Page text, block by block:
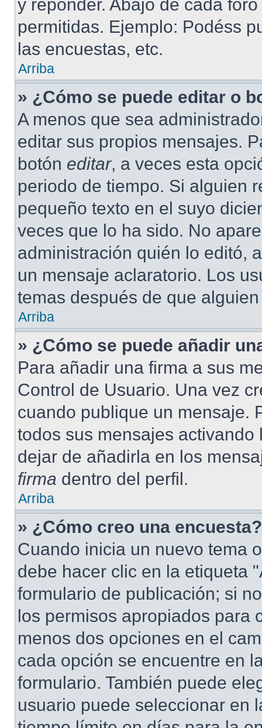
y reponder. Abajo de cada
permitidas. Ejemplo: Podéss
las encuestas, etc.
Arriba
» ¿Cómo se puede editar o
A menos que sea
editar sus propios mensajes.
botón editar, a veces esta
periodo de tiempo. Si alguien
pequeño texto en el suyo
veces que lo ha sido. No
administración quién lo editó,
un mensaje aclaratorio. Los
temas después de que
Arriba
» ¿Cómo se puede añadir
Para añadir una firma a sus
Control de Usuario. Una vez
cuando publique un mensaje.
todos sus mensajes
dejar de añadirla en los
firma dentro del perfil.
Arriba
» ¿Cómo creo una encuesta?
Cuando inicia un nuevo tema
debe hacer clic en la etiqueta
formulario de publicación; si
los permisos apropiados para
menos dos opciones en el
cada opción se encuentre en
formulario. También puede
usuario puede seleccionar en